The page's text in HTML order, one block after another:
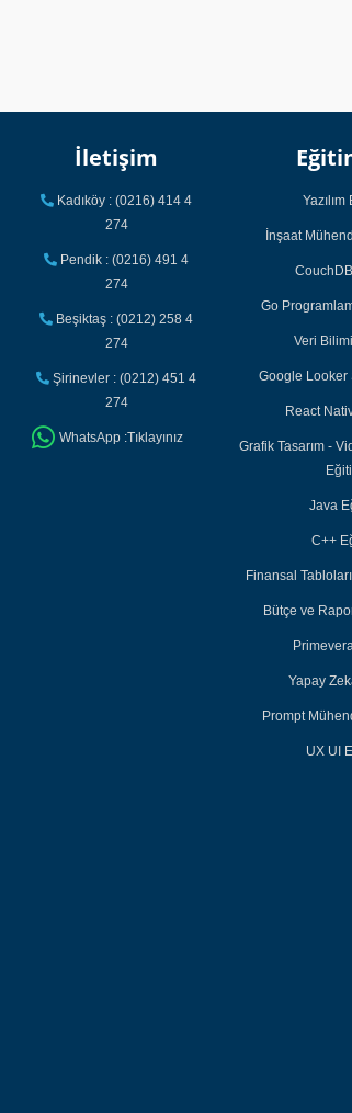
İletişim
Kadıköy : (0216) 414 4
274
Pendik : (0216) 491 4
274
Beşiktaş : (0212) 258 4
274
Şirinevler : (0212) 451 4
274
WhatsApp :Tıklayınız
İnşaat
Go
Veri
Google Looker
React
Grafik Tasarım -
Java
C++
Finansal
Bütçe ve
Yapay
Prompt
UX UI